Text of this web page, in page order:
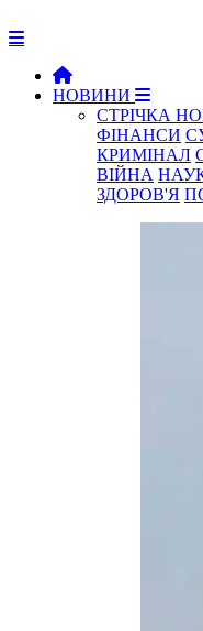
НОВИНИ
СТРІЧКА
ФІНАНСИ
КРИМІНАЛ
ВІЙНА
ЗДОРОВ'Я